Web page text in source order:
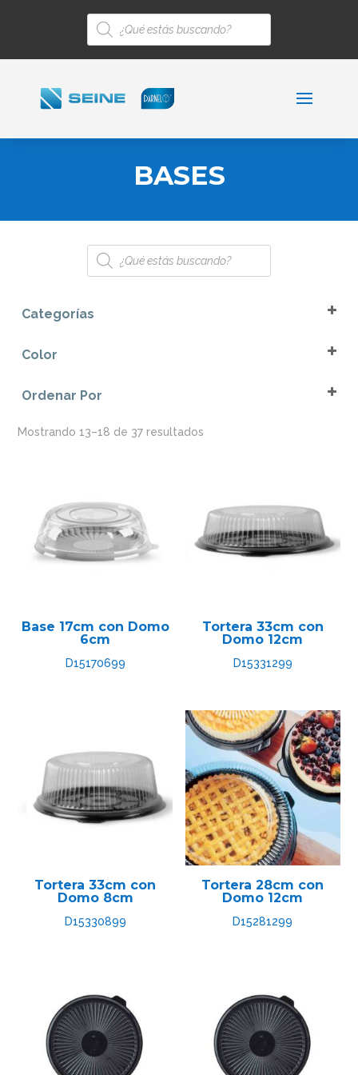
Búsqueda
de
productos
BASES
Búsqueda
de
productos
Categorías
Color
Negro
Ordenar Por
Mostrando 13–18 de 37 resultados
Base 17cm con Domo
6cm
D15170699
Tortera 33cm con
Domo 12cm
D15331299
Tortera 33cm con
Domo 8cm
D15330899
Tortera 28cm con
Domo 12cm
D15281299